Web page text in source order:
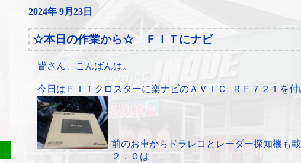
2024年 9月23日
☆本日の作業から☆ ＦＩＴにナビ
皆さん、こんばんは。
今日はＦＩＴクロスターに楽ナビのＡＶＩＣ−ＲＦ７２１を付
前のお車からドラレコとレーダー探知機も
２．０は